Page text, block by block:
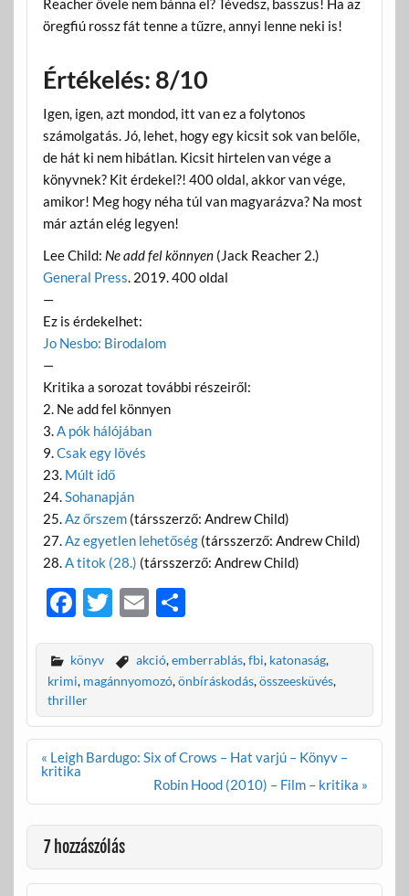
Reacher ővele nem bánna el? Tévedsz, basszus! Ha az
öregfiú rossz fát tenne a tűzre, annyi lenne neki is!
Értékelés: 8/10
Igen, igen, azt mondod, itt van ez a folytonos
számolgatás. Jó, lehet, hogy egy kicsit sok van belőle,
de hát ki nem hibátlan. Kicsit hirtelen van vége a
könyvnek? Kit érdekel?! 400 oldal, akkor van vége,
amikor! Meg hogy néha túl van magyarázva? Na most
már aztán elég legyen!
Lee Child: Ne add fel könnyen(Jack Reacher 2.)
General Press. 2019. 400 oldal
—
Ez is érdekelhet:
Jo Nesbo: Birodalom
—
Kritika a sorozat további részeiről:
2. Ne add fel könnyen
3.A pók hálójában
9.Csak egy lövés
23. Múlt idő
24.Sohanapján
25.Az őrszem(társszerző: Andrew Child)
27.Az egyetlen lehetőség (társszerző: Andrew Child)
28.A titok (28.) (társszerző: Andrew Child)
F
e
b
o
o
k
T
itt
er
E
ail
O
za
m
e
g
könyv akció,emberrablás,fbi, katonaság,
krimi, magánnyomozó,önbíráskodás,összeesküvés,
thriller
Bejegyzés
navigáció
« Leigh Bardugo: Six of Crows – Hat varjú – Könyv –
kritika
Robin Hood (2010) – Film – kritika »
7 hozzászólás